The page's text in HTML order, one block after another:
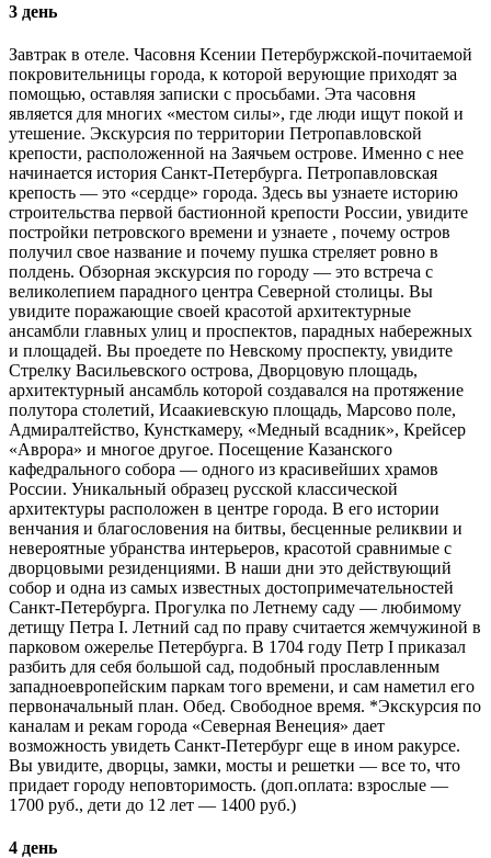
3 день
Завтрак в отеле. Часовня Ксении Петербуржской-почитаемой
покровительницы города, к которой верующие приходят за
помощью, оставляя записки с просьбами. Эта часовня
является для многих «местом силы», где люди ищут покой и
утешение. Экскурсия по территории Петропавловской
крепости, расположенной на Заячьем острове. Именно с нее
начинается история Санкт-Петербурга. Петропавловская
крепость — это «сердце» города. Здесь вы узнаете историю
строительства первой бастионной крепости России, увидите
постройки петровского времени и узнаете , почему остров
получил свое название и почему пушка стреляет ровно в
полдень. Обзорная экскурсия по городу — это встреча с
великолепием парадного центра Северной столицы. Вы
увидите поражающие своей красотой архитектурные
ансамбли главных улиц и проспектов, парадных набережных
и площадей. Вы проедете по Невскому проспекту, увидите
Стрелку Васильевского острова, Дворцовую площадь,
архитектурный ансамбль которой создавался на протяжение
полутора столетий, Исаакиевскую площадь, Марсово поле,
Адмиралтейство, Кунсткамеру, «Медный всадник», Крейсер
«Аврора» и многое другое. Посещение Казанского
кафедрального собора — одного из красивейших храмов
России. Уникальный образец русской классической
архитектуры расположен в центре города. В его истории
венчания и благословения на битвы, бесценные реликвии и
невероятные убранства интерьеров, красотой сравнимые с
дворцовыми резиденциями. В наши дни это действующий
собор и одна из самых известных достопримечательностей
Санкт-Петербурга. Прогулка по Летнему саду — любимому
детищу Петра I. Летний сад по праву считается жемчужиной в
парковом ожерелье Петербурга. В 1704 году Петр I приказал
разбить для себя большой сад, подобный прославленным
западноевропейским паркам того времени, и сам наметил его
первоначальный план. Обед. Свободное время. *Экскурсия по
каналам и рекам города «Северная Венеция» дает
возможность увидеть Санкт-Петербург еще в ином ракурсе.
Вы увидите, дворцы, замки, мосты и решетки — все то, что
придает городу неповторимость. (доп.оплата: взрослые —
1700 руб., дети до 12 лет — 1400 руб.)
4 день